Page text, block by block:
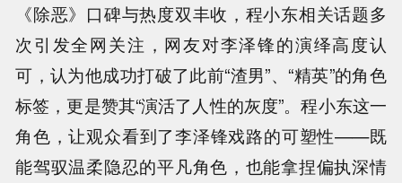
《除恶》口碑与热度双丰收，程小东相关话题多
次引发全网关注，网友对李泽锋的演绎高度认
可，认为他成功打破了此前“渣男”、“精英”的角色
标签，更是赞其“演活了人性的灰度”。程小东这一
角色，让观众看到了李泽锋戏路的可塑性——既
能驾驭温柔隐忍的平凡角色，也能拿捏偏执深情